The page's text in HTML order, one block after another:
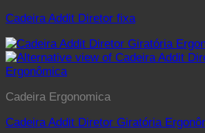
Cadeira Addit Diretor fixa
Cadeira Ergonomica
Cadeira Addit Diretor Giratória